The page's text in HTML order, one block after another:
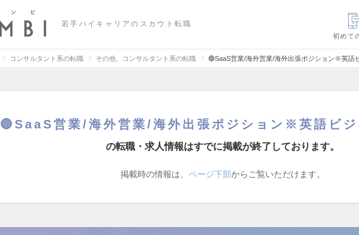
若手ハイキャリアのスカウト転職
初めて
コンサルタント系の転職 その他、コンサルタント系の転職 🔴SaaS営業/海外営業/海外出張ポジション※英語
🔴SaaS営業/海外営業/海外出張ポジション※英語ビ
の転職・求人情報はすでに掲載が終了しております。
掲載時の情報は、 ページ下部からご覧いただけます。